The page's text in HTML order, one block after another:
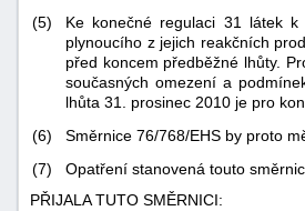
(5)
Ke konečné regulaci 31 látek
plynoucího z jejich reakčních
před koncem předběžné lhůty.
současných omezení a
lhůta 31. prosinec 2010 je pro
(6)
Směrnice 76/768/EHS by proto
(7)
Opatření stanovená touto
PŘIJALA TUTO SMĚRNICI: